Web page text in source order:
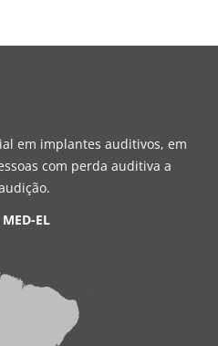
em implantes auditivos, em
com perda auditiva a
MED-EL